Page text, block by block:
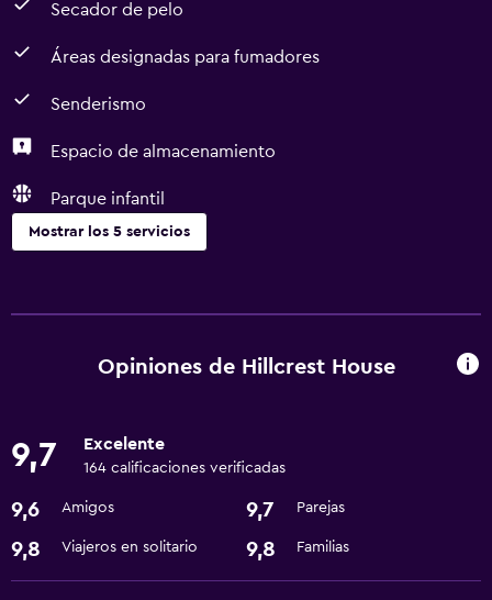
Secador de pelo
Áreas designadas para fumadores
Senderismo
Espacio de almacenamiento
Parque infantil
Mostrar los 5 servicios
Áreas designadas para fumadores
Actividades
Senderismo
Opiniones de Hillcrest House
9,7 Excelente
164 calificaciones verificadas
9,6 Amigos 9,7 Parejas
9,8 Viajeros en solitario 9,8 Familias